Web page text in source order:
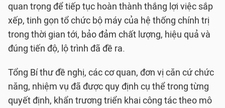
quan trọng để tiếp tục hoàn thành thắng lợi việc sắp
xếp, tinh gọn tổ chức bộ máy của hệ thống chính trị
trong thời gian tới, bảo đảm chất lượng, hiệu quả và
đúng tiến độ, lộ trình đã đề ra.
Tổng Bí thư đề nghị, các cơ quan, đơn vị căn cứ chức
năng, nhiệm vụ đã được quy định cụ thể trong từng
quyết định, khẩn trương triển khai công tác theo mô